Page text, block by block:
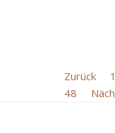
Zurück 1
48